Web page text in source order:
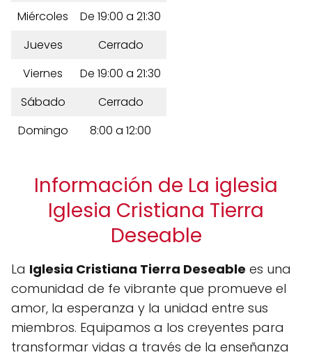
Miércoles
De 19:00 a 21:30
Jueves
Cerrado
Viernes
De 19:00 a 21:30
Sábado
Cerrado
Domingo
8:00 a 12:00
Información de La iglesia
Iglesia Cristiana Tierra
Deseable
La Iglesia Cristiana Tierra Deseable es una
comunidad de fe vibrante que promueve el
amor, la esperanza y la unidad entre sus
miembros. Equipamos a los creyentes para
transformar vidas a través de la enseñanza